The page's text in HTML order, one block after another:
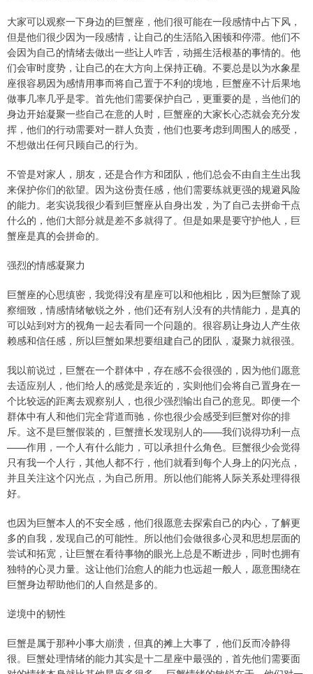
大家可以观察一下身边的巨蟹座，他们很可能在一段感情中占下风，
但是他们很少因为一段感情，让自己的生活陷入困顿和停滞。他们不
会因为自己的情绪去做出一些让人咋舌，动摇生活根基的事情的。他
们会审时度势，让自己的在大方向上保持正确。不要总是以为水象星
座很容易因为感情用事而将自己置于不利的境地，巨蟹座不计后果地
做事几率几乎是零。首先他们需要保护自己，更重要的是，当他们的
身边开始凝聚一些自己在意的人时，巨蟹座的大家长心态就会充分发
挥，他们的行动需要对一群人负责，他们也要考虑到周围人的感受，
不想做出任何只顾自己的行为。
不管是对家人，朋友，还是合作方和团队，他们总会不由自主生出我
来保护你们的欲望。因为这份责任感，他们需要练就更强的规避风险
的能力。老实说我很少看到巨蟹座从自身出发，为了自己去拼命干点
什么的，他们大部分就是差不多就得了。但是如果是要守护他人，巨
蟹座是真的会拼命的。
强烈的情感凝聚力
巨蟹座的心思缜密，我觉得没有星座可以和他相比，因为巨蟹除了观
察细致，情感情绪敏锐之外，他们还有别人没有的共情能力，是真的
可以站到对方的视角一起去看同一个问题的。很容易让身边人产生依
赖感和信任感，所以巨蟹如果想要组建自己的团队，凝聚力就很强。
我以前说过，巨蟹在一个群体中，存在感不会很强的，因为他们愿意
去适应别人，他们给人的感觉是亲近的，实则他们会将自己置身在一
个比较远的距离去观察别人，也很少强烈输出自己的意见。即便一个
群体中有人和他们完全背道而驰，你也很少会感受到巨蟹对你的排
斥。这不是巨蟹假装的，巨蟹擅长发现别人的——我们说得功利一点
——作用，一个人有什么能力，可以承担什么角色。巨蟹很少会觉得
只有我一个人行，其他人都不行，他们就看到每个人身上的闪光点，
并且关注这个闪光点，为自己所用。所以他们能将人际关系处理得很
好。
也因为巨蟹本人的不安全感，他们很愿意去探索自己的内心，了解更
多的自我，发现自己的可能性。所以他们会做很多心灵和思想层面的
尝试和拓宽，让巨蟹在看待事物的眼光上总是不断进步，同时也拥有
独特的心灵力量。这让他们治愈人的能力也远超一般人，愿意围绕在
巨蟹身边帮助他们的人自然是多的。
逆境中的韧性
巨蟹是属于那种小事大崩溃，但真的摊上大事了，他们反而冷静得
很。巨蟹处理情绪的能力其实是十二星座中最强的，首先他们需要面